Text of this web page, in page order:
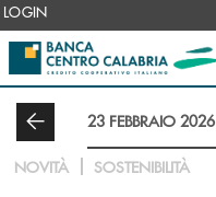
Salta al contenuto principale
LOGIN
23 FEBBRAIO 2026
NOVITÀ SOSTENIBILITÀ